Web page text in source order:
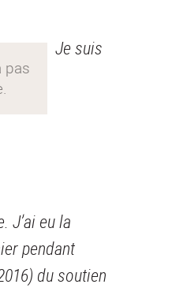
Je suis
J’ai eu la
pendant
du soutien